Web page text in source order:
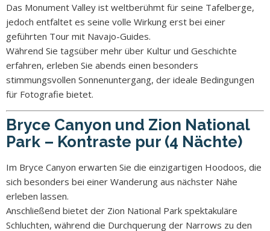
Das Monument Valley ist weltberühmt für seine Tafelberge,
jedoch entfaltet es seine volle Wirkung erst bei einer
geführten Tour mit Navajo-Guides.
Während Sie tagsüber mehr über Kultur und Geschichte
erfahren, erleben Sie abends einen besonders
stimmungsvollen Sonnenuntergang, der ideale Bedingungen
für Fotografie bietet.
Bryce Canyon und Zion National
Park – Kontraste pur (4 Nächte)
Im Bryce Canyon erwarten Sie die einzigartigen Hoodoos, die
sich besonders bei einer Wanderung aus nächster Nähe
erleben lassen.
Anschließend bietet der Zion National Park spektakuläre
Schluchten, während die Durchquerung der Narrows zu den